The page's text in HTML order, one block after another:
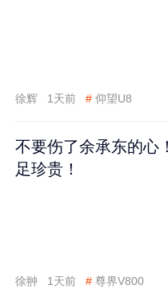
徐辉 1天前 # 仰望U8
不要伤了余承东的心
足珍贵！
徐翀 1天前 # 尊界V800